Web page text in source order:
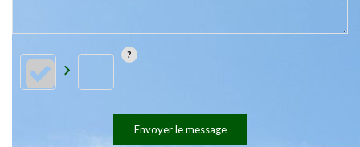
Envoyer le message